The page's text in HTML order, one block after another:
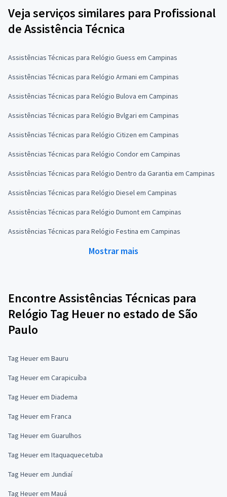
Veja serviços similares para Profissional
de Assistência Técnica
Assistências Técnicas para Relógio Guess em Campinas
Assistências Técnicas para Relógio Armani em Campinas
Assistências Técnicas para Relógio Bulova em Campinas
Assistências Técnicas para Relógio Bvlgari em Campinas
Assistências Técnicas para Relógio Citizen em Campinas
Assistências Técnicas para Relógio Condor em Campinas
Assistências Técnicas para Relógio Dentro da Garantia em Campinas
Assistências Técnicas para Relógio Diesel em Campinas
Assistências Técnicas para Relógio Dumont em Campinas
Assistências Técnicas para Relógio Festina em Campinas
Mostrar mais
Encontre Assistências Técnicas para
Relógio Tag Heuer no estado de São
Paulo
Tag Heuer em Bauru
Tag Heuer em Carapicuíba
Tag Heuer em Diadema
Tag Heuer em Franca
Tag Heuer em Guarulhos
Tag Heuer em Itaquaquecetuba
Tag Heuer em Jundiaí
Tag Heuer em Mauá